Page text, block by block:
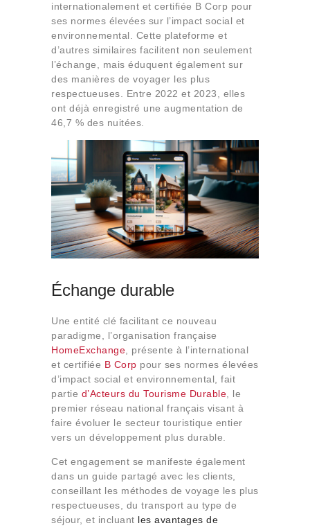
internationalement et certifiée B Corp pour
ses normes élevées sur l’impact social et
environnemental. Cette plateforme et
d’autres similaires facilitent non seulement
l’échange, mais éduquent également sur
des manières de voyager les plus
respectueuses. Entre 2022 et 2023, elles
ont déjà enregistré une augmentation de
46,7 % des nuitées.
Échange durable
Une entité clé facilitant ce nouveau
paradigme, l’organisation française
HomeExchange, présente à l’international
et certifiée B Corp pour ses normes élevées
d’impact social et environnemental, fait
partie d’Acteurs du Tourisme Durable, le
premier réseau national français visant à
faire évoluer le secteur touristique entier
vers un développement plus durable.
Cet engagement se manifeste également
dans un guide partagé avec les clients,
conseillant les méthodes de voyage les plus
respectueuses, du transport au type de
séjour, et incluant les avantages de